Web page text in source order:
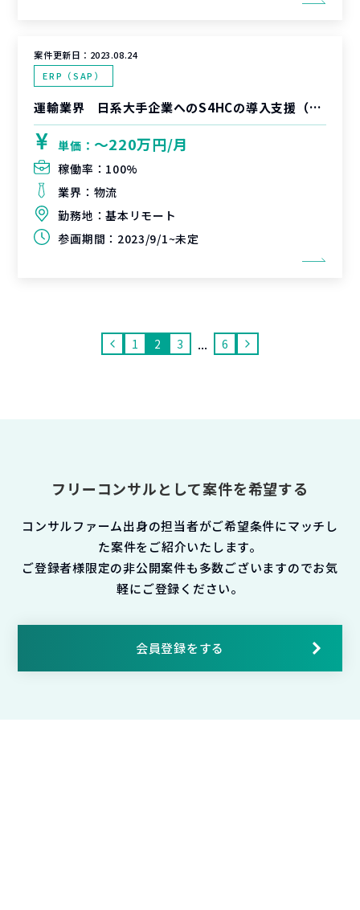
案件更新日： 2023.08.24
ERP（SAP）
運輸業界 日系大手企業へのS4HCの導入支援（COモジュール）
単価： 〜220万円/月
稼働率： 100%
業界： 物流
勤務地：基本リモート
参画期間： 2023/9/1~未定
1 2 3 ... 6
フリーコンサルとして案件を希望する
コンサルファーム出身の担当者がご希望条件にマッチし
た案件をご紹介いたします。
ご登録者様限定の非公開案件も多数ございますのでお気
軽にご登録ください。
会員登録をする